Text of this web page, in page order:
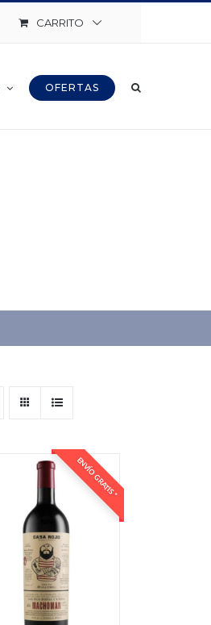
CARRITO
OFERTAS
ENVÍO GRATIS *